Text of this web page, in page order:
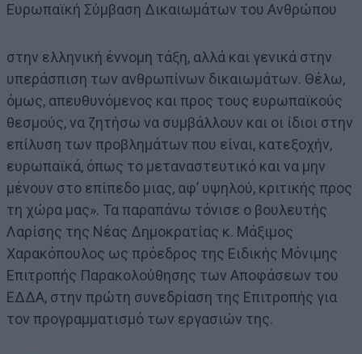
Ευρωπαϊκή Σύμβαση Δικαιωμάτων του Ανθρώπου
στην ελληνική έννομη τάξη, αλλά και γενικά στην
υπεράσπιση των ανθρωπίνων δικαιωμάτων. Θέλω,
όμως, απευθυνόμενος και προς τους ευρωπαϊκούς
θεσμούς, να ζητήσω να συμβάλλουν και οι ίδιοι στην
επίλυση των προβλημάτων που είναι, κατεξοχήν,
ευρωπαϊκά, όπως το μεταναστευτικό και να μην
μένουν στο επίπεδο μιας, αφ’ υψηλού, κριτικής προς
τη χώρα μας». Τα παραπάνω τόνισε ο βουλευτής
Λαρίσης της Νέας Δημοκρατίας κ. Μάξιμος
Χαρακόπουλος ως πρόεδρος της Ειδικής Μόνιμης
Επιτροπής Παρακολούθησης των Αποφάσεων του
ΕΔΔΑ, στην πρώτη συνεδρίαση της Επιτροπής για
τον προγραμματισμό των εργασιών της.